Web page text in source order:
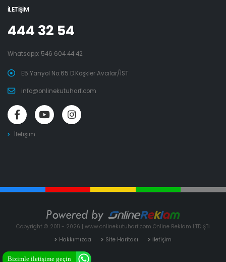
İLETIŞIM
444 32 54
Whatsapp: 546 604 44 42
E5 Yanyol No:65 D.Köşkler Avcılar/İST
info@onlinekutuharf.com
İletişim
Copyright © 2011 - 2026 | www.onlinekutuharf.com Online Reklam LTD ŞTİ
Hakkımızda
Site Haritası İletişim
Bizimle iletişime geçin